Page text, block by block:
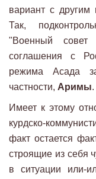
вариант с другим
Так,
"Военный совет
соглашения с
режима Асада
частности, Аримы.
Имеет к этому
курдско-
факт остается
строящие из себя
в ситуации или-